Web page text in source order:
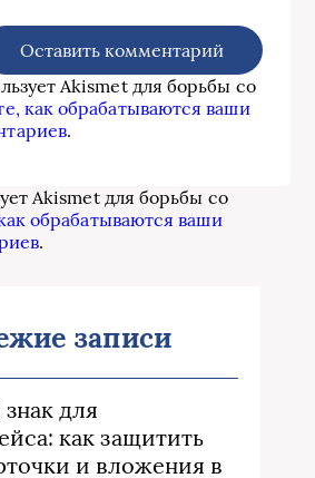
Akismet для борьбы со
как обрабатываются ваши
.
Akismet для борьбы со
обрабатываются ваши
.
записи
для
как защитить
и вложения в